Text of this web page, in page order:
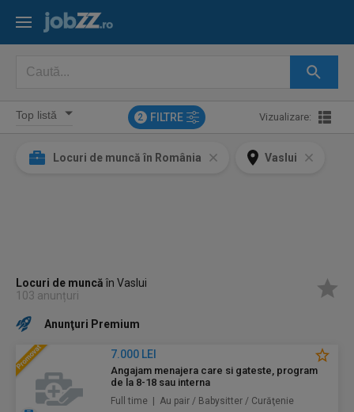
2 FILTRE Vizualizare:
Locuri de muncă în România Vaslui
Locuri de muncăîn Vaslui
103 anunțuri
Anunţuri Premium
7.000 LEI
Angajam menajera care si gateste, program
de la 8-18 sau interna
Full time | Au pair / Babysitter / Curăţenie